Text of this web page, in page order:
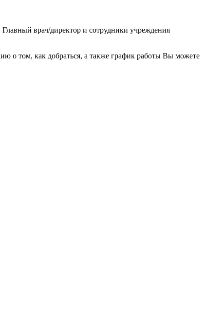
врач/директор и сотрудники учреждения
о том, как добраться, а также график работы Вы можете